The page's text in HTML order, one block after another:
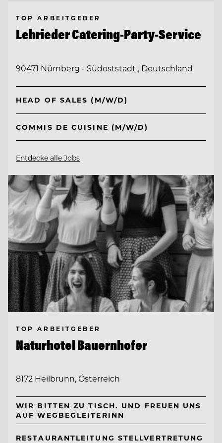
TOP ARBEITGEBER
Lehrieder Catering-Party-Service
90471 Nürnberg - Südoststadt , Deutschland
HEAD OF SALES (M/W/D)
COMMIS DE CUISINE (M/W/D)
Entdecke alle Jobs
TOP ARBEITGEBER
Naturhotel Bauernhofer
8172 Heilbrunn, Österreich
WIR BITTEN ZU TISCH. UND FREUEN UNS
AUF WEGBEGLEITERINN
RESTAURANTLEITUNG STELLVERTRETUNG